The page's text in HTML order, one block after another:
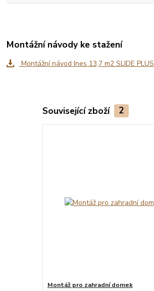
Montážní návody ke stažení
Montážní návod Ines 13,7 m2 SLIDE PLUS
Související zboží 2
Montáž pro zahradní domek